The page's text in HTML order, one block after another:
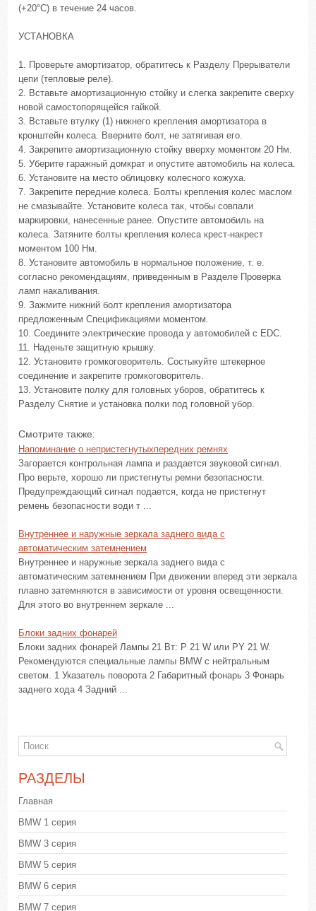
(+20°С) в течение 24 часов.
УСТАНОВКА
1. Проверьте амортизатор, обратитесь к Разделу Прерыватели
цепи (тепловые реле).
2. Вставьте амортизационную стойку и слегка закрепите сверху
новой самостопорящейся гайкой.
3. Вставьте втулку (1) нижнего крепления амортизатора в
кронштейн колеса. Вверните болт, не затягивая его.
4. Закрепите амортизационную стойку вверху моментом 20 Нм.
5. Уберите гаражный домкрат и опустите автомобиль на колеса.
6. Установите на место облицовку колесного кожуха.
7. Закрепите передние колеса. Болты крепления колес маслом
не смазывайте. Установите колеса так, чтобы совпали
маркировки, нанесенные ранее. Опустите автомобиль на
колеса. Затяните болты крепления колеса крест-накрест
моментом 100 Нм.
8. Установите автомобиль в нормальное положение, т. е.
согласно рекомендациям, приведенным в Разделе Проверка
ламп накаливания.
9. Зажмите нижний болт крепления амортизатора
предложенным Спецификациями моментом.
10. Соедините электрические провода у автомобилей с EDC.
11. Наденьте защитную крышку.
12. Установите громкоговоритель. Состыкуйте штекерное
соединение и закрепите громкоговоритель.
13. Установите полку для головных уборов, обратитесь к
Разделу Снятие и установка полки под головной убор.
Смотрите также:
Напоминание о непристегнутыхпередних ремнях
Загорается контрольная лампа и раздается звуковой сигнал.
Про верьте, хорошо ли пристегнуты ремни безопасности.
Предупреждающий сигнал подается, когда не пристегнут
ремень безопасности води т ...
Внутреннее и наружные зеркала заднего вида с
автоматическим затемнением
Внутреннее и наружные зеркала заднего вида с
автоматическим затемнением При движении вперед эти зеркала
плавно затемняются в зависимости от уровня освещенности.
Для этого во внутреннем зеркале ...
Блоки задних фонарей
Блоки задних фонарей Лампы 21 Вт: P 21 W или PY 21 W.
Рекомендуются специальные лампы BMW с нейтральным
светом. 1 Указатель поворота 2 Габаритный фонарь 3 Фонарь
заднего хода 4 Задний ...
РАЗДЕЛЫ
Главная
BMW 1 серия
BMW 3 серия
BMW 5 серия
BMW 6 серия
BMW 7 серия